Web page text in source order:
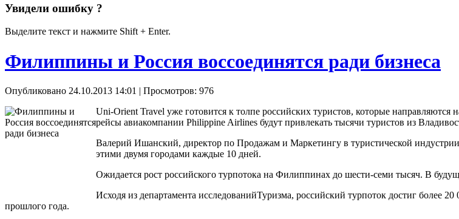
Увидели ошибку ?
Выделите текст и нажмите Shift + Enter.
Филиппины и Россия воссоединятся ради бизнеса
Опубликовано 24.10.2013 14:01 | Просмотров: 976
Uni-Orient Travel уже готовится к толпе российских туристов, которые
рейсы авиакомпании Philippine Airlines будут привлекать тысячи туристов из
Валерий Ишанский, директор по Продажам и Маркетингу в туристической
этими двумя городами каждые 10 дней.
Ожидается рост российского турпотока на Филиппинах до шести-семи тысяч. В
Исходя из департамента исследованийТуризма, российский турпоток достиг более
прошлого года.